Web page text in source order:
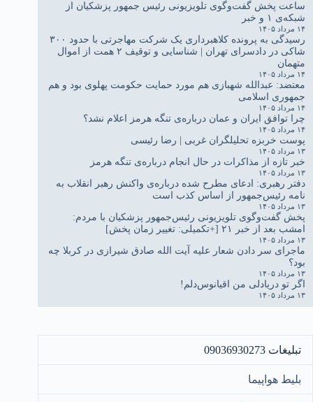
ساعت پخش گفت‌وگوی تلویزیونی رئیس جمهور پزشکیان از
شبکه‌ی ۱ و خبر
۱۴ مرداد ۱۴۰۵
رسیدگی به پرونده کلاهبرداری یک شرکت مهاجرتی با حدود ۳۰۰
شاکی در دادسرای تهران | شناسایی و توقیف ۲ همت از اموال
متهمان
۱۴ مرداد ۱۴۰۵
معتضد: عبدالله شهبازی هم مورد حمایت حکومت پهلوی بود و هم
جمهوری اسلامی
۱۴ مرداد ۱۴۰۵
چرا توافق ایران و عمان درباره‌ی تنگه هرمز اعلام نشد؟
۱۴ مرداد ۱۴۰۵
پوست خربزه تحلیلگران غربی | رضا رئیسی
۱۳ مرداد ۱۴۰۵
خبر تازه از مذاکرات در حال انجام درباره‌ی تنگه هرمز
۱۳ مرداد ۱۴۰۵
دفتر رهبری: ادعای مطرح شده درباره‌ی واکنش رهبر انقلاب به
نامه رئیس‌جمهور از اساس کذب است
۱۳ مرداد ۱۴۰۵
پخش گفت‌وگوی تلویزیونی رئیس‌جمهور پزشکیان با مردم:
امشب بعد از خبر ۲۱ [+تکمیلی: تغییر زمان پخش]
۱۳ مرداد ۱۴۰۵
ماجرای سر دادن شعار علیه آیت الله صادق شیرازی در کربلا چه
بود؟
۱۳ مرداد ۱۴۰۵
اگر تو دریادلی من اقیانوس‌دلم!
۱۳ مرداد ۱۴۰۵
تبلیغات 09036930273
بلیط هواپیما